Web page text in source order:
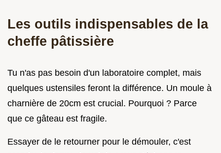
Les outils indispensables de la
cheffe pâtissière
Tu n'as pas besoin d'un laboratoire complet, mais
quelques ustensiles feront la différence. Un moule à
charnière de 20cm est crucial. Pourquoi ? Parce
que ce gâteau est fragile.
Essayer de le retourner pour le démouler, c'est